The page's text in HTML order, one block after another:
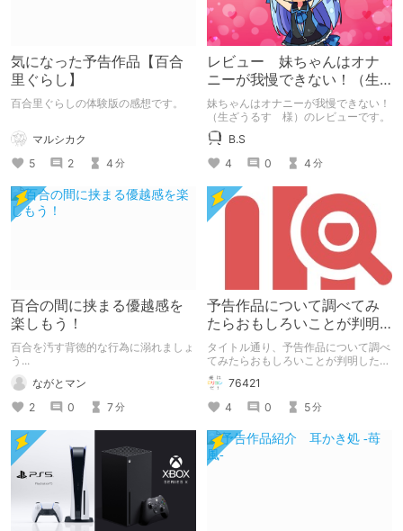
気になった予告作品【百合
里ぐらし】
百合里ぐらしの体験版の感想です。
マルシカク
5
2 4 分
レビュー 妹ちゃんはオナ
ニーが我慢できない！（生
ざうるす 様）
妹ちゃんはオナニーが我慢できない！
（生ざうるす 様）のレビューです。
B.S
4
0 4 分
百合の間に挟まる優越感を
楽しもう！
百合を汚す背徳的な行為に溺れましょ
う...
ながとマン
2
0 7分
予告作品について調べてみ
たらおもしろいことが判明
した
タイトル通り、予告作品について調べ
てみたらおもしろいことが判明したと
いう記事です。 この記事は通常のク
リエイターズ記事です。
76421
4
0 5分